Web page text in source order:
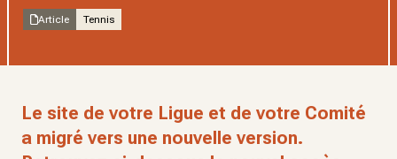
Article Tennis
Le site de votre Ligue et de votre Comité
a migré vers une nouvelle version.